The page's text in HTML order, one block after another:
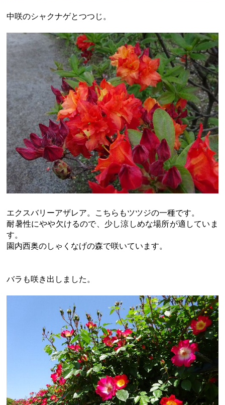
中咲のシャクナゲとつつじ。
エクスバリーアザレア。こちらもツツジの一種です。
耐暑性にやや欠けるので、少し涼しめな場所が適していま
す。
園内西奥のしゃくなげの森で咲いています。
バラも咲き出しました。